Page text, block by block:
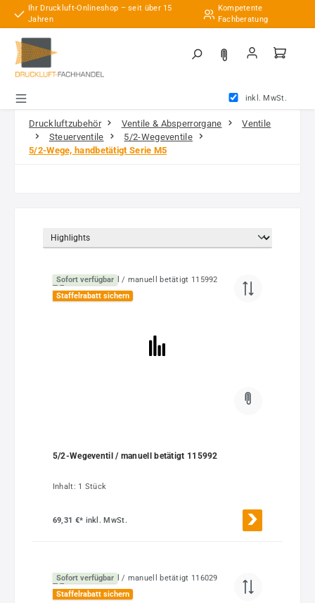
Zum Hauptinhalt springen
Ihr Druckluft-Onlineshop – seit über 15
Jahren
Kompetente
Fachberatung
inkl. MwSt.
Druckluftzubehör Ventile & Absperrorgane
Ventile
Steuerventile
5/2-Wegeventile
5/2-Wege, handbetätigt Serie M5
Sofort verfügbar
Staffelrabatt sichern
5/2-Wegeventil / manuell betätigt 115992
Inhalt: 1 Stück
69,31 €* inkl. MwSt.
Sofort verfügbar
Staffelrabatt sichern